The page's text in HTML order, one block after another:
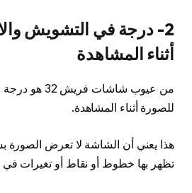
2- درجة في التشويش
أثناء المشاهدة
من عيوب شاشات
للصورة أثناء المشاهدة.
هذا يعني أن الشاشة لا تعرض
تظهر بها خطوط أو نقاط أو تغيرات في